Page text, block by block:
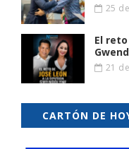
25
El
21
CARTÓN DE